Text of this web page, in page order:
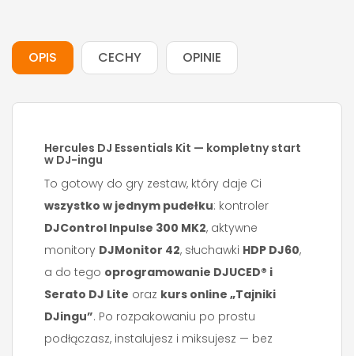
OPIS CECHY OPINIE
Hercules DJ Essentials Kit — kompletny start
w DJ-ingu
To gotowy do gry zestaw, który daje Ci
wszystko w jednym pudełku: kontroler
DJControl Inpulse 300 MK2, aktywne
monitory DJMonitor 42, słuchawki HDP DJ60,
a do tego oprogramowanie DJUCED® i
Serato DJ Lite oraz kurs online „Tajniki
DJingu”. Po rozpakowaniu po prostu
podłączasz, instalujesz i miksujesz — bez